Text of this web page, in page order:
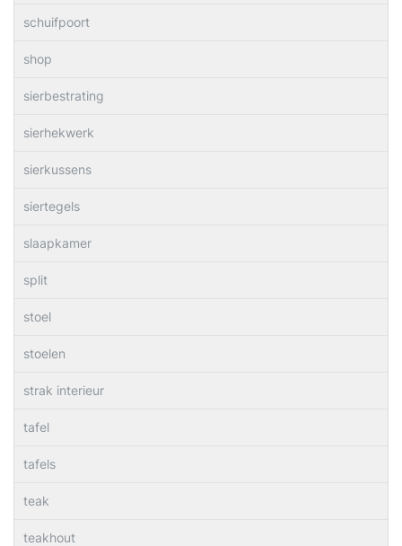
schuifpoort
shop
sierbestrating
sierhekwerk
sierkussens
siertegels
slaapkamer
split
stoel
stoelen
strak interieur
tafel
tafels
teak
teakhout